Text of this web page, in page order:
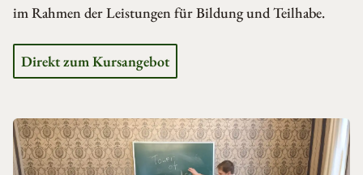
im Rahmen der Leistungen für Bildung und Teilhabe.
Direkt zum Kursangebot